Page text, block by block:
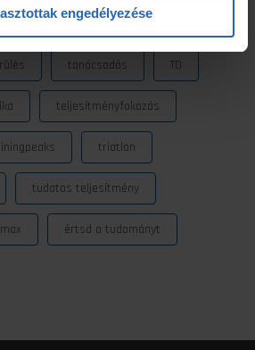
engedélyezése
sporttáplálkozás
tanácsadás TD
teljesítményfokozás
triatlon
tudatos teljesítmény
értsd a tudományt